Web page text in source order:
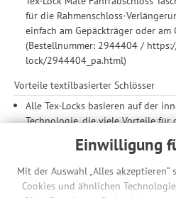
Einwilligung
Mit der Auswahl „Alles
Cookies und ähnlichen
für die Rahmenschloss-
einfach am Gepäckträger oder
(Bestellnummer: 2944404 /
lock/2944404_pa.html)
Vorteile textilbasierter Schlösser
Alle Tex-Locks basieren auf der
Technologie, die viele Vorteile für
Vorteile auf einem Blick:
Nutzung, hohe Flexibilität,
und hohe Langlebigkeit.
Mehrfach sicher – kein